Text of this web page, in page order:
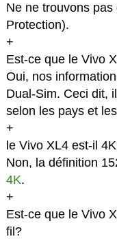
Ne ne trouvons
Protection).
+
Est-ce que le Vivo
Oui, nos
Dual-Sim. Ceci dit,
selon les pays et
+
le Vivo XL4 est-il
Non, la définition
4K.
+
Est-ce que le Vivo
fil?